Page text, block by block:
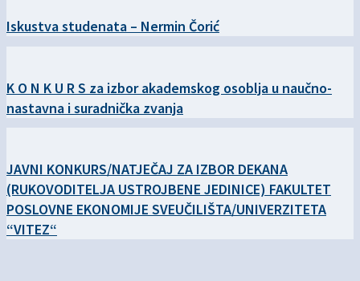
Iskustva studenata – Nermin Čorić
K O N K U R S za izbor akademskog osoblja u naučno-
nastavna i suradnička zvanja
JAVNI KONKURS/NATJEČAJ ZA IZBOR DEKANA
(RUKOVODITELJA USTROJBENE JEDINICE) FAKULTET
POSLOVNE EKONOMIJE SVEUČILIŠTA/UNIVERZITETA
“VITEZ“